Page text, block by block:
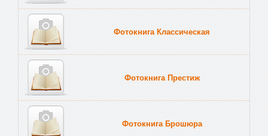
Фотокнига Классическая
Фотокнига Престиж
Фотокнига Брошюра